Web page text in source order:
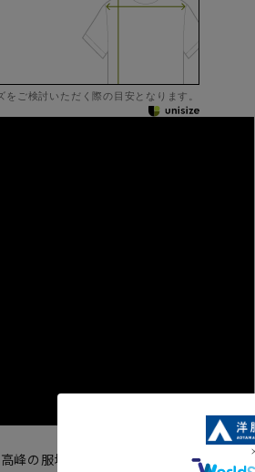
をご検討いただく際の目安となります。
峰の服地メーカー『MARLING＆